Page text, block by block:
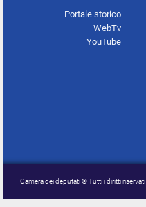
Portale storico
WebTv
YouTube
Camera dei deputati © Tutti i diritti riservati